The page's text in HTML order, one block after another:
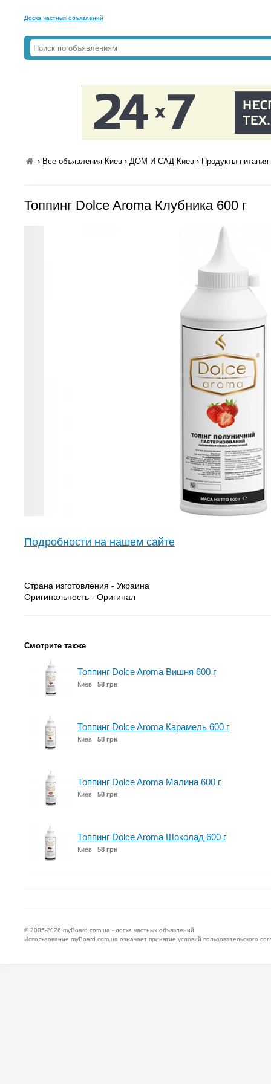
Доска частных объявлений
› Все объявления Киев ›ДОМ И САД Киев › Продукты
Топпинг Dolce Aroma Клубника 600 г
Подробности на нашем сайте
Страна изготовления - Украина
Оригинальность - Оригинал
Смотрите также
Топпинг Dolce Aroma Вишня 600 г
Киев 58 грн
Топпинг Dolce Aroma Карамель 600 г
Киев 58 грн
Топпинг Dolce Aroma Малина 600 г
Киев 58 грн
Топпинг Dolce Aroma Шоколад 600 г
Киев 58 грн
© 2005-2026 myBoard.com.ua - доска частных объявлений
Использование myBoard.com.ua означает принятие условий пользовательского